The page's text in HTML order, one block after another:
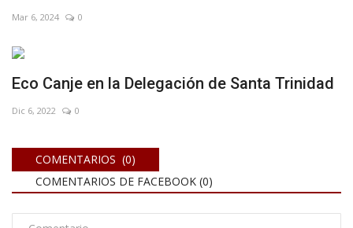
Mar 6, 2024 0
Eco Canje en la Delegación de Santa Trinidad
Dic 6, 2022 0
COMENTARIOS (0)
COMENTARIOS DE FACEBOOK (0)